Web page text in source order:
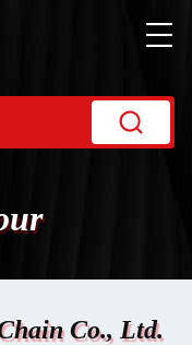
Co., Ltd.